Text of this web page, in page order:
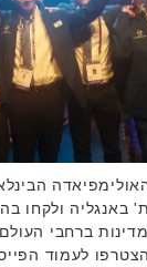
וצעירים מ- 112 מדינות
לעמוד